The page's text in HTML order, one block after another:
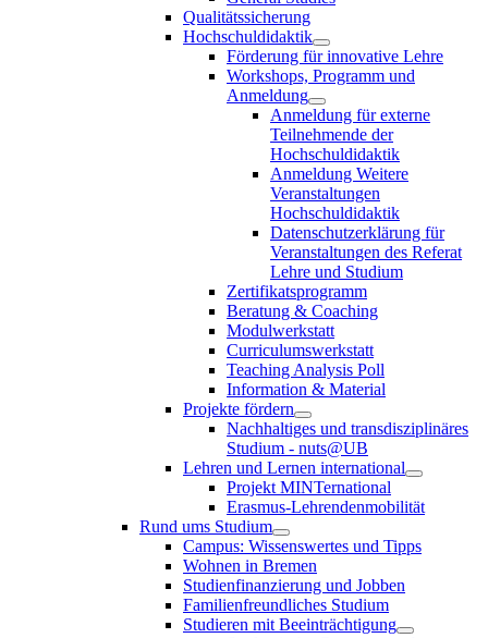
Qualitätssicherung
Hochschuldidaktik
Förderung für innovative Lehre
Workshops, Programm und
Anmeldung
Anmeldung für externe
Teilnehmende der
Hochschuldidaktik
Anmeldung Weitere
Veranstaltungen
Hochschuldidaktik
Datenschutzerklärung für
Veranstaltungen des Referat
Lehre und Studium
Zertifikatsprogramm
Beratung & Coaching
Modulwerkstatt
Curriculumswerkstatt
Teaching Analysis Poll
Information & Material
Projekte fördern
Nachhaltiges und transdisziplinäres
Studium - nuts@UB
Lehren und Lernen international
Projekt MINTernational
Erasmus-Lehrendenmobilität
Rund ums Studium
Campus: Wissenswertes und Tipps
Wohnen in Bremen
Studienfinanzierung und Jobben
Familienfreundliches Studium
Studieren mit Beeinträchtigung